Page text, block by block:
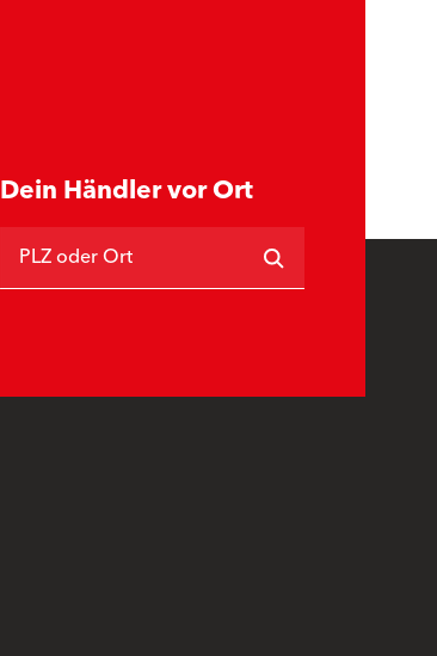
Dein Händler vor Ort
PLZ oder Ort